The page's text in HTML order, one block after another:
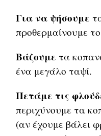
Για να ψήσουμε
προθερμαίνουμε
Βάζουμετα
ένα μεγάλο ταψί.
Πετάμε τις
περιχύνουμε τα
(αν έχουμε βάλει